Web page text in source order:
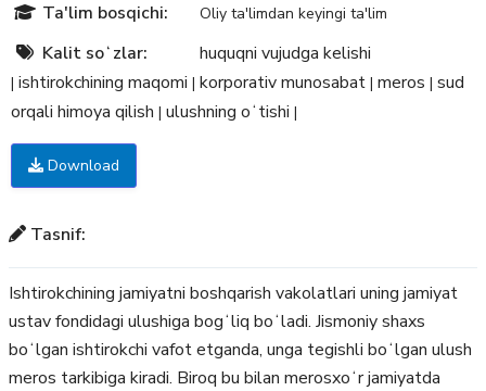
Ta'lim bosqichi: Oliy ta'limdan keyingi ta'lim
Kalit soʻzlar: huquqni vujudga kelishi
| ishtirokchining maqomi | korporativ munosabat | meros | sud
orqali himoya qilish | ulushning oʻtishi |
Download
Tasnif:
Ishtirokchining jamiyatni boshqarish vakolatlari uning jamiyat
ustav fondidagi ulushiga bogʻliq boʻladi. Jismoniy shaxs
boʻlgan ishtirokchi vafot etganda, unga tegishli boʻlgan ulush
meros tarkibiga kiradi. Biroq bu bilan merosxoʻr jamiyatda